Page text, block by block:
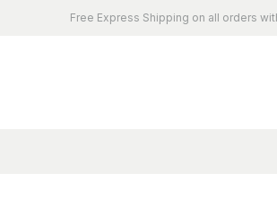
Free Express Shipping on all orders